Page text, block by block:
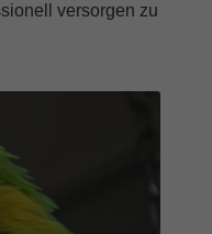
versorgen zu